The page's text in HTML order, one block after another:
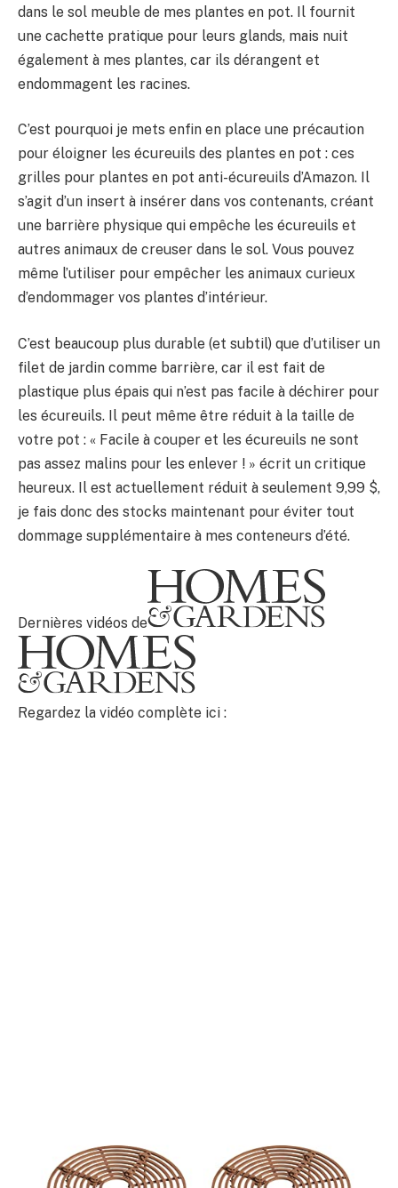
BULLETIN
dans le sol meuble de mes plantes en pot. Il fournit
une cachette pratique pour leurs glands, mais nuit
également à mes plantes, car ils dérangent et
endommagent les racines.
C’est pourquoi je mets enfin en place une précaution
pour éloigner les écureuils des plantes en pot : ces
grilles pour plantes en pot anti-écureuils d’Amazon. Il
s’agit d’un insert à insérer dans vos contenants, créant
une barrière physique qui empêche les écureuils et
autres animaux de creuser dans le sol. Vous pouvez
même l’utiliser pour empêcher les animaux curieux
d’endommager vos plantes d’intérieur.
C’est beaucoup plus durable (et subtil) que d’utiliser un
filet de jardin comme barrière, car il est fait de
plastique plus épais qui n’est pas facile à déchirer pour
les écureuils. Il peut même être réduit à la taille de
votre pot : « Facile à couper et les écureuils ne sont
pas assez malins pour les enlever ! » écrit un critique
heureux. Il est actuellement réduit à seulement 9,99 $,
je fais donc des stocks maintenant pour éviter tout
dommage supplémentaire à mes conteneurs d’été.
Dernières vidéos de
Regardez la vidéo complète ici :